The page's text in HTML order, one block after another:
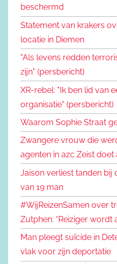
beschermd
Statement van krakers
locatie in Diemen
"Als levens redden
zijn" (persbericht)
XR-rebel: "Ik ben lid van
organisatie" (persbericht)
Waarom Sophie Straat
Zwangere vrouw die
agenten in azc Zeist doet
Jaison verliest tanden
van 19 man
#WijReizenSamen over
Zutphen: “Reiziger wordt
Man pleegt suïcide in
vlak voor zijn deportatie